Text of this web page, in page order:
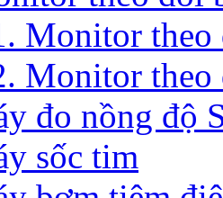
Monitor theo
Monitor
đo nồng độ
sốc tim